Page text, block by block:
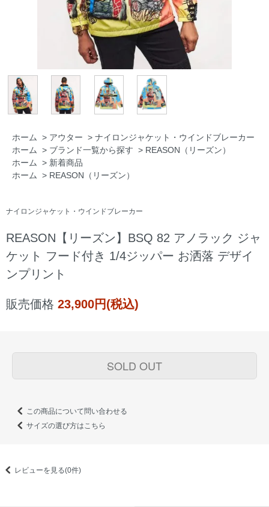
ホーム > アウター > ナイロンジャケット・ウインドブレーカー
ホーム
> ブランド一覧から探す > REASON（リーズン）
ホーム
> 新着商品
ホーム
> REASON（リーズン）
ナイロンジャケット・ウインドブレーカー
REASON【リーズン】BSQ 82 アノラック ジャ
ケット フード付き 1/4ジッパー お洒落 デザイ
ンプリント
販売価格 23,900円(税込)
SOLD OUT
この商品について問い合わせる
サイズの選び方はこちら
レビューを見る(0件)